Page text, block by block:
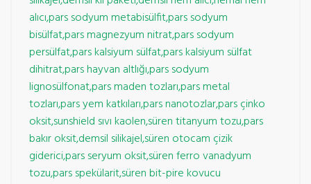
alıcı,pars sodyum metabisülfit,pars sodyum
bisülfat,pars magnezyum nitrat,pars sodyum
persülfat,pars kalsiyum sülfat,pars kalsiyum sülfat
dihitrat,pars hayvan altlığı,pars sodyum
lignosülfonat,pars maden tozları,pars metal
tozları,pars yem katkıları,pars nanotozlar,pars çinko
oksit,sunshield sıvı kaolen,süren titanyum tozu,pars
bakır oksit,demsil silikajel,süren otocam çizik
giderici,pars seryum oksit,süren ferro vanadyum
tozu,pars spekülarit,süren bit-pire kovucu